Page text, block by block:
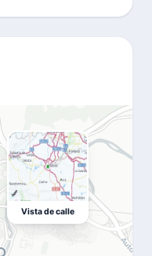
Vista de calle